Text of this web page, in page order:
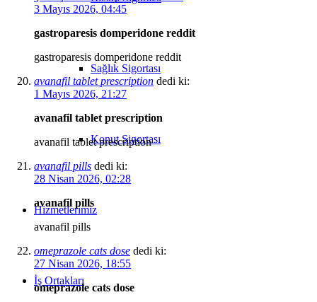
Sağlık Sigortası
Konut Sigortası
Hizmetlerimiz
İş Ortakları
3 Mayıs 2026, 04:45
gastroparesis domperidone reddit
gastroparesis domperidone reddit
avanafil tablet prescription dedi ki:
1 Mayıs 2026, 21:27
avanafil tablet prescription
avanafil tablet prescription
avanafil pills dedi ki:
28 Nisan 2026, 02:28
avanafil pills
avanafil pills
omeprazole cats dose dedi ki:
27 Nisan 2026, 18:55
omeprazole cats dose